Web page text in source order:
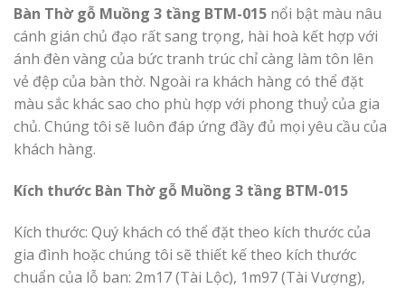
Bàn Thờ gỗ Muồng 3 tầng BTM-015 nổi bật màu nâu
cánh gián chủ đạo rất sang trọng, hài hoà kết hợp với
ánh đèn vàng của bức tranh trúc chỉ càng làm tôn lên
vẻ đệp của bàn thờ. Ngoài ra khách hàng có thể đặt
màu sắc khác sao cho phù hợp với phong thuỷ của gia
chủ. Chúng tôi sẽ luôn đáp ứng đầy đủ mọi yêu cầu của
khách hàng.
Kích thước Bàn Thờ gỗ Muồng 3 tầng BTM-015
Kích thước: Quý khách có thể đặt theo kích thước của
gia đình hoặc chúng tôi sẽ thiết kế theo kích thước
chuẩn của lỗ ban: 2m17 (Tài Lộc), 1m97 (Tài Vượng),